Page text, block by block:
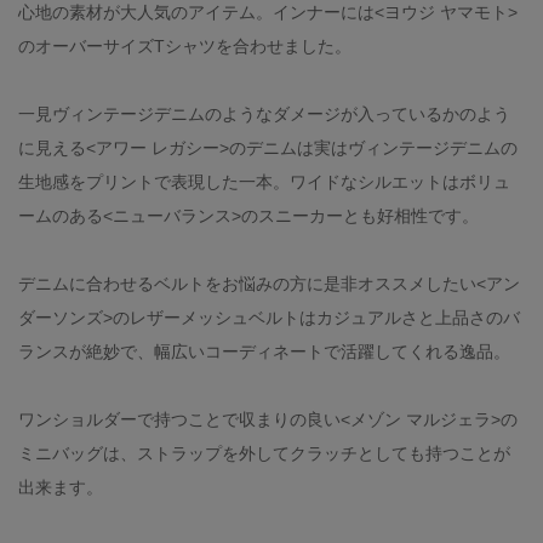
心地の素材が大人気のアイテム。インナーには<ヨウジ ヤマモト>
のオーバーサイズTシャツを合わせました。
一見ヴィンテージデニムのようなダメージが入っているかのよう
に見える<アワー レガシー>のデニムは実はヴィンテージデニムの
生地感をプリントで表現した一本。ワイドなシルエットはボリュ
ームのある<ニューバランス>のスニーカーとも好相性です。
デニムに合わせるベルトをお悩みの方に是非オススメしたい<アン
ダーソンズ>のレザーメッシュベルトはカジュアルさと上品さのバ
ランスが絶妙で、幅広いコーディネートで活躍してくれる逸品。
ワンショルダーで持つことで収まりの良い<メゾン マルジェラ>の
ミニバッグは、ストラップを外してクラッチとしても持つことが
出来ます。